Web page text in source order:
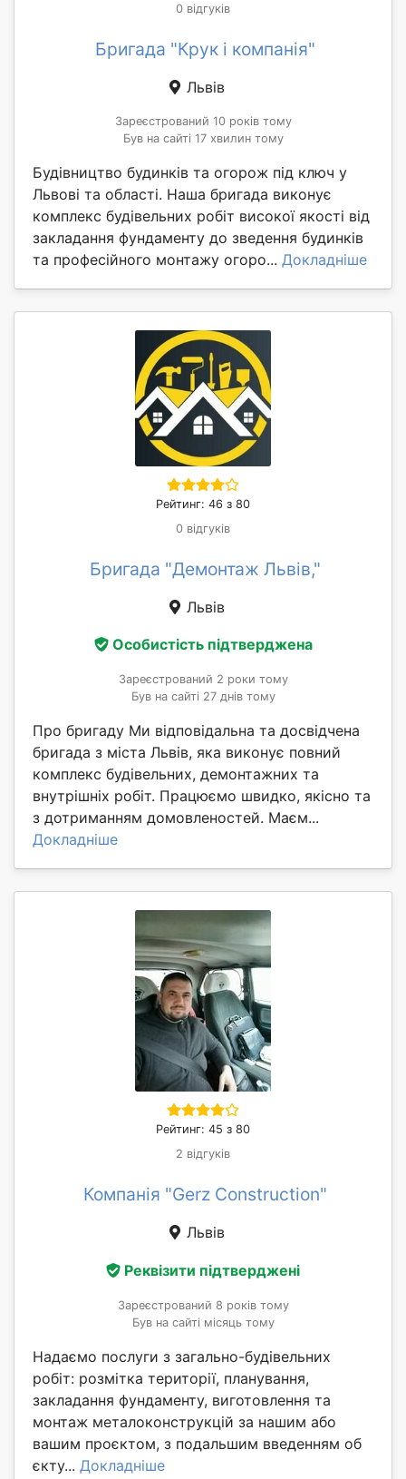
0 відгуків
Бригада "Крук і компанія"
Львів
Зареєстрований 10 років тому
Був на сайті 17 хвилин тому
Будівництво будинків та огорож під ключ у
Львові та області. Наша бригада виконує
комплекс будівельних робіт високої якості від
закладання фундаменту до зведення будинків
та професійного монтажу огоро... Докладніше
Рейтинг: 46 з 80
0 відгуків
Бригада "Демонтаж Львів,"
Львів
Особистість підтверджена
Зареєстрований 2 роки тому
Був на сайті 27 днів тому
Про бригаду Ми відповідальна та досвідчена
бригада з міста Львів, яка виконує повний
комплекс будівельних, демонтажних та
внутрішніх робіт. Працюємо швидко, якісно та
з дотриманням домовленостей. Маєм...
Докладніше
Рейтинг: 45 з 80
2 відгуків
Компанія "Gerz Construction"
Львів
Реквізити підтверджені
Зареєстрований 8 років тому
Був на сайті місяць тому
Надаємо послуги з загально-будівельних
робіт: розмітка території, планування,
закладання фундаменту, виготовлення та
монтаж металоконструкцій за нашим або
вашим проєктом, з подальшим введенням об
єкту... Докладніше